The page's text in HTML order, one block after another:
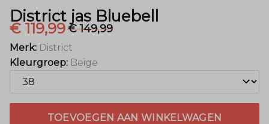
District jas Bluebell
€ 119,99€ 149,99
Merk: District
Kleurgroep: Beige
TOEVOEGEN AAN WINKELWAGEN